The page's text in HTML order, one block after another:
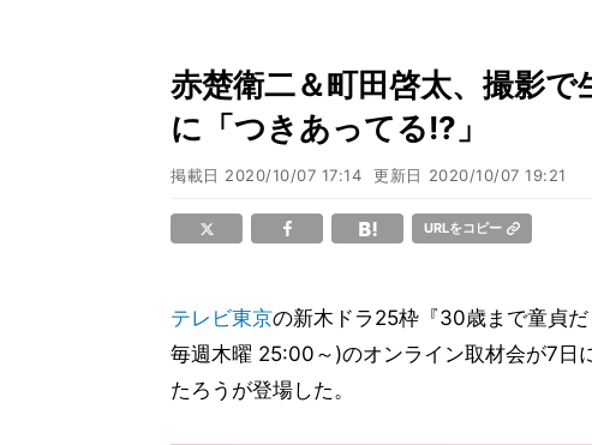
赤楚衛二＆町田啓太、撮影で
に「つきあってる!?」
掲載日 2020/10/07 17:14 更新日 2020/10/07 19:21
URLをコピー
テレビ東京の新木ドラ25枠『30歳まで童貞
毎週木曜 25:00～)のオンライン取材会が7日
たろうが登場した。